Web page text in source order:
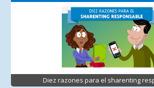
Diez razones para el sharenting